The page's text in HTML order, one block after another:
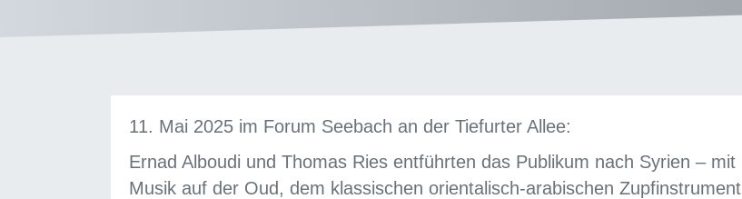
11. Mai 2025 im Forum Seebach an der Tiefurter Allee:
Ernad Alboudi und Thomas Ries entführten das Publikum nach Syrien – mit
Musik auf der Oud, dem klassischen orientalisch-arabischen Zupfinstrument